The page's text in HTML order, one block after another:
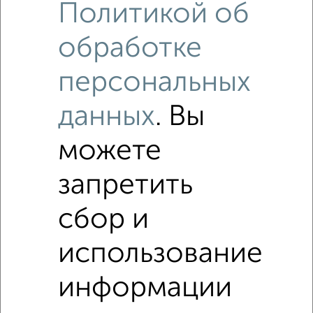
Рядом, с меньшей ценой
2-к квартиры
Политикой об
обработке
персональных
данных. Вы
можете
запретить
сбор и
использование
информации